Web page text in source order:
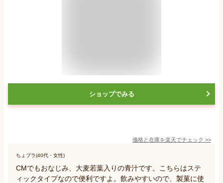
ショップでみる
価格と在庫を楽天でチェック >>
ちょプラ(40代・女性)
CMでもおなじみ、大麦若葉入りの青汁です。こちらはステ
ィックタイプなので便利ですよ。飲みやすいので、製菓に使